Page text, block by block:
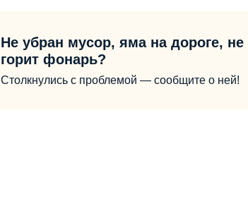
Не убран мусор, яма на дороге, не
горит фонарь?
Столкнулись с проблемой — сообщите о ней!